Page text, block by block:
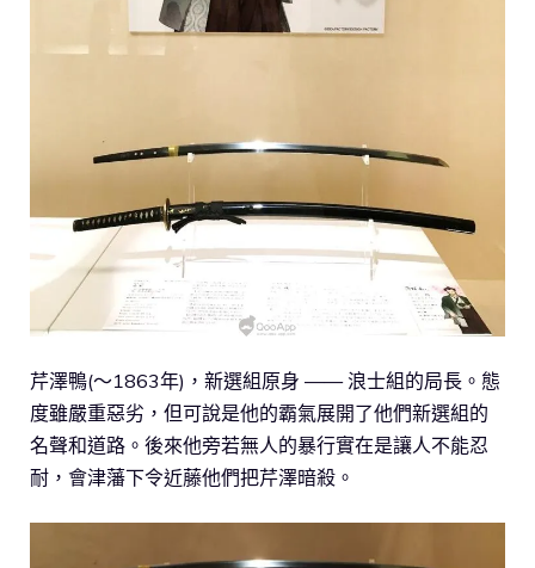
芹澤鴨(～1863年)，新選組原身 —— 浪士組的局長。態
度雖嚴重惡劣，但可說是他的霸氣展開了他們新選組的
名聲和道路。後來他旁若無人的暴行實在是讓人不能忍
耐，會津藩下令近藤他們把芹澤暗殺。